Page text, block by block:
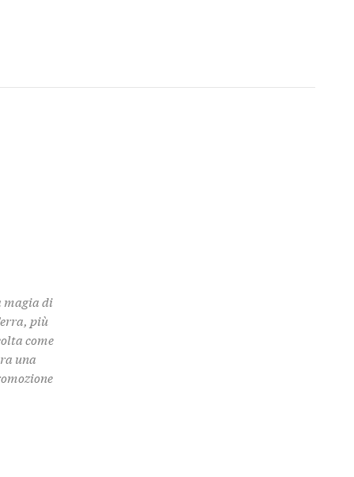
magia di
più
come
una